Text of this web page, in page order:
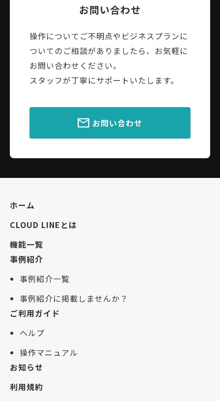
お問い合わせ
操作についてご不明点やビジネスプランに
ついてのご相談がありましたら、お気軽に
お問い合わせください。
スタッフが丁寧にサポートいたします。
お問い合わせ
ホーム
CLOUD LINEとは
機能一覧
事例紹介
事例紹介一覧
事例紹介に掲載しませんか？
ご利用ガイド
ヘルプ
操作マニュアル
お知らせ
利用規約